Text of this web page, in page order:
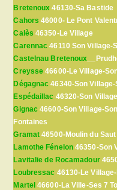
Bretenoux 46130-Sa Bastide
Cahors 46000- Le Pont
Calès 46350-Le Village
Carennac 46110 Son Village-
Castelnau Bretenoux
Creysse 46600-Le Village-
Dégagnac 46340-Son
Espédaillac 46320-Son
Gignac 46600-Son Village-
Fontaines
Gramat 46500-Moulin du Saut
Lamothe Fénelon46350-Son
Lavitalie de Rocamadour
Loubressac 46130-Le
Martel 46600-La Ville-Ses 7